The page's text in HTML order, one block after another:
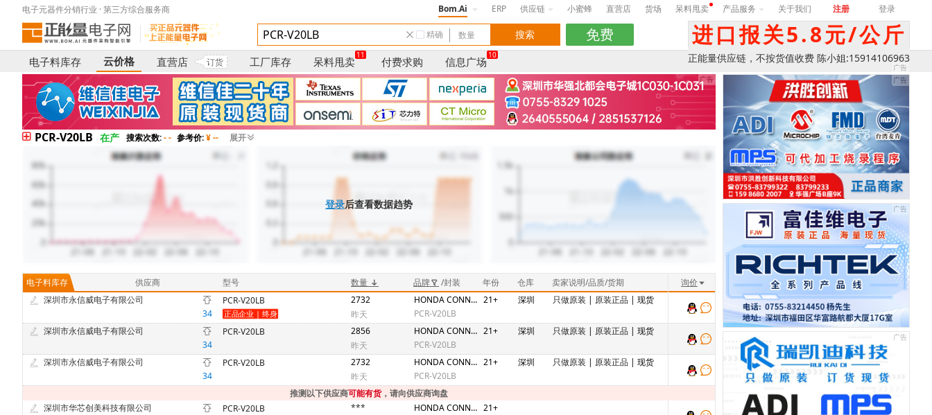
电子元器件分销行业 · 第三方综合服务商 Bom.Ai ERP 供应链 小蜜蜂 直营店 货场 呆料甩卖 产品服务 关于我们 注册 登录
精确 进口报关5.8元/公斤
正能量供应链，不按货值收费 陈小姐:15914106963
电子料库存 云价格 直营店 订货 工厂库存 呆料甩卖
11
付费求购 信息广场
10
PCR-V20LB 在产 搜索次数:- - 参考价:¥ -- 展开
登录后查看数据趋势
电子料库存 供应商 型号 数量 品牌 /封装 年份 仓库 卖家说明/品质/货期
询价
深圳市永信威电子有限公司
34
PCR-V20LB
2732
昨天
HONDA CONNECTORS
PCR-V20LB
21+ 深圳 只做原装 | 原装正品 | 现货
深圳市永信威电子有限公司
34
PCR-V20LB
2856
昨天
HONDA CONNECTORS
PCR-V20LB
21+ 深圳 只做原装 | 原装正品 | 现货
深圳市永信威电子有限公司
34
PCR-V20LB
2732
昨天
HONDA CONNECTORS
PCR-V20LB
21+ 深圳 只做原装 | 原装正品 | 现货
推测以下供应商可能有货，请向供应商询盘
深圳市华芯创美科技有限公司
PCR-V20LB
***
HONDA CONNEC 21+